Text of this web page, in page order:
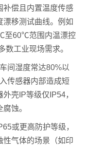
补偿且内置温度传感
移测试曲线。例如
至60℃范围内温漂控
工业现场需求。
间湿度常达80%以
传感器内部造成短
壳IP等级仅IP54，
蚀。
或更高防护等级，
性气体的场景（如印